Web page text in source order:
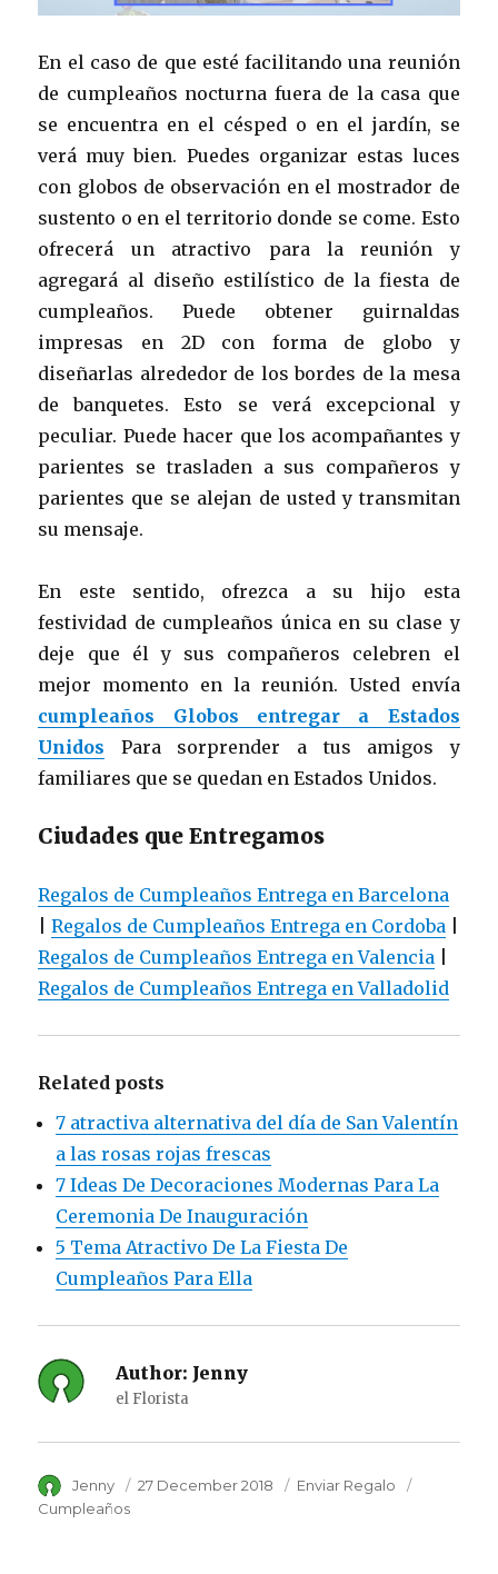
En el caso de que esté facilitando una reunión
de cumpleaños nocturna fuera de la casa que
se encuentra en el césped o en el jardín, se
verá muy bien. Puedes organizar estas luces
con globos de observación en el mostrador de
sustento o en el territorio donde se come. Esto
ofrecerá un atractivo para la reunión y
agregará al diseño estilístico de la fiesta de
cumpleaños. Puede obtener guirnaldas
impresas en 2D con forma de globo y
diseñarlas alrededor de los bordes de la mesa
de banquetes. Esto se verá excepcional y
peculiar. Puede hacer que los acompañantes y
parientes se trasladen a sus compañeros y
parientes que se alejan de usted y transmitan
su mensaje.
En este sentido, ofrezca a su hijo esta
festividad de cumpleaños única en su clase y
deje que él y sus compañeros celebren el
mejor momento en la reunión. Usted envía
cumpleaños Globos entregar a Estados
Unidos Para sorprender a tus amigos y
familiares que se quedan en Estados Unidos.
Ciudades que Entregamos
Regalos de Cumpleaños Entrega en Barcelona
|Regalos de Cumpleaños Entrega en Cordoba
Regalos de Cumpleaños Entrega en Valencia
Regalos de Cumpleaños Entrega en Valladolid
Related posts
7 atractiva alternativa del día de San Valentín
a las rosas rojas frescas
7 Ideas De Decoraciones Modernas Para La
Ceremonia De Inauguración
5 Tema Atractivo De La Fiesta De
Cumpleaños Para Ella
Author: Jenny
el Florista
Author
Jenny
Posted
27 December 2018 Category
Enviar Regalo
Cumpleaños